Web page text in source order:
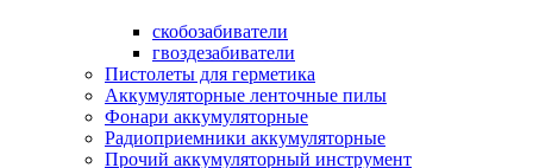
скобозабиватели
гвоздезабиватели
Пистолеты для герметика
Аккумуляторные ленточные пилы
Фонари аккумуляторные
Радиоприемники аккумуляторные
Прочий аккумуляторный инструмент